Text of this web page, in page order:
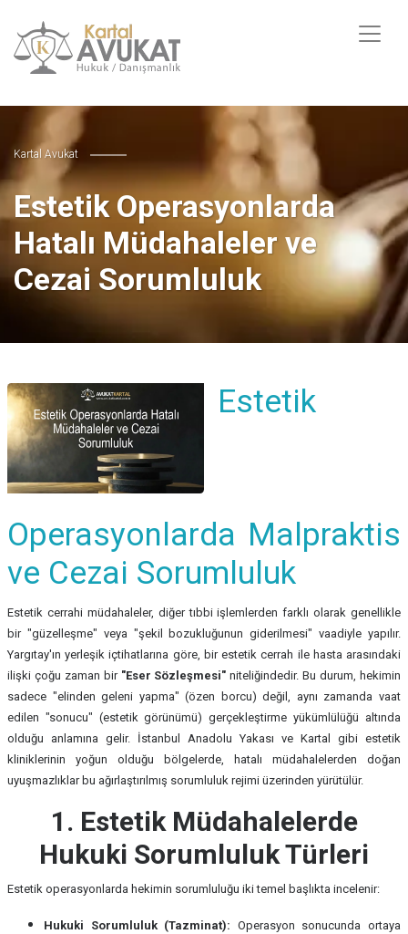
Kartal Avukat
Estetik Operasyonlarda
Hatalı Müdahaleler ve
Cezai Sorumluluk
Estetik
Operasyonlarda Malpraktis
ve Cezai Sorumluluk
Estetik cerrahi müdahaleler, diğer tıbbi işlemlerden farklı olarak genellikle
bir "güzelleşme" veya "şekil bozukluğunun giderilmesi" vaadiyle yapılır.
Yargıtay'ın yerleşik içtihatlarına göre, bir estetik cerrah ile hasta arasındaki
ilişki çoğu zaman bir "Eser Sözleşmesi" niteliğindedir. Bu durum, hekimin
sadece "elinden geleni yapma" (özen borcu) değil, aynı zamanda vaat
edilen "sonucu" (estetik görünümü) gerçekleştirme yükümlülüğü altında
olduğu anlamına gelir. İstanbul Anadolu Yakası ve Kartal gibi estetik
kliniklerinin yoğun olduğu bölgelerde, hatalı müdahalelerden doğan
uyuşmazlıklar bu ağırlaştırılmış sorumluluk rejimi üzerinden yürütülür.
1. Estetik Müdahalelerde
Hukuki Sorumluluk Türleri
Estetik operasyonlarda hekimin sorumluluğu iki temel başlıkta incelenir:
Hukuki Sorumluluk (Tazminat): Operasyon sonucunda ortaya